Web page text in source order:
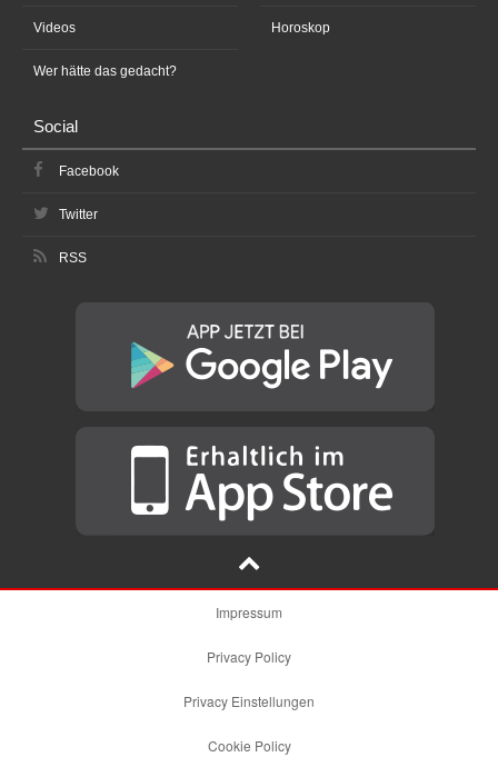
Videos
Wer hätte das gedacht?
Horoskop
Social
Facebook
Twitter
RSS
Impressum
Privacy Policy
Privacy Einstellungen
Cookie Policy